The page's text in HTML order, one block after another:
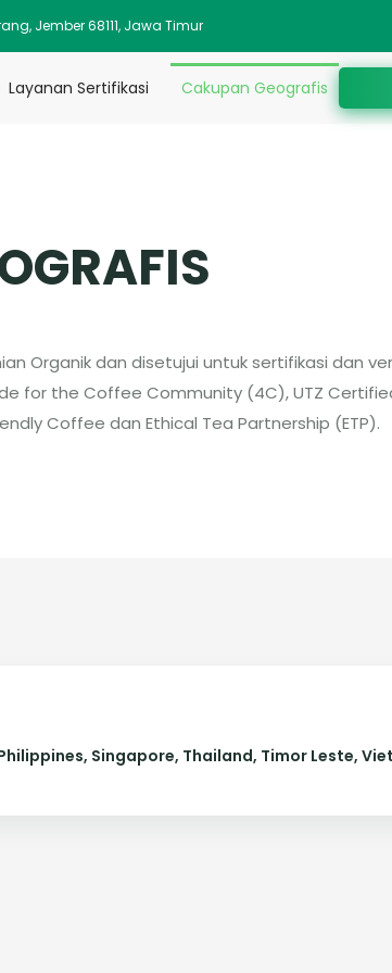
Jember 68111, Jawa Timur
Layanan Sertifikasi Cakupan Geografis
Organik dan disetujui untuk sertifikasi dan
for the Coffee Community (4C), UTZ
Coffee dan Ethical Tea Partnership (ETP).
Singapore, Thailand, Timor Leste,